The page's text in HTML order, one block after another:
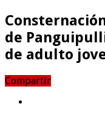
de
de adulto
Compartir